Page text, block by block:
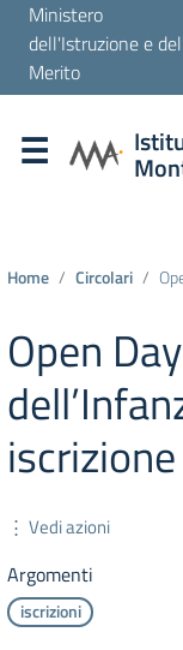
Ministero
dell'Istruzione e del
Merito
Home Circolari
Open
iscrizione
⋮ Vedi azioni
Argomenti
iscrizioni